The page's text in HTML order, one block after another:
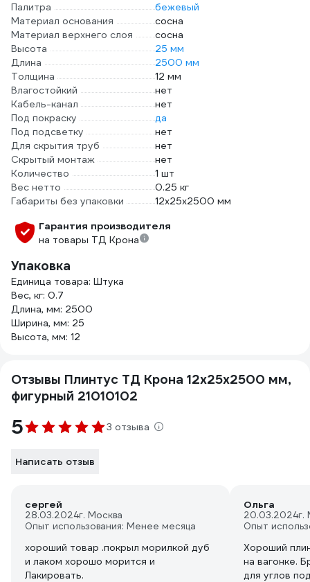
Палитра
бежевый
Материал основания
сосна
Материал верхнего слоя
сосна
Высота
25 мм
Длина
2500 мм
Толщина
12 мм
Влагостойкий
нет
Кабель-канал
нет
Под покраску
да
Под подсветку
нет
Для скрытия труб
нет
Скрытый монтаж
нет
Количество
1 шт
Вес нетто
0.25 кг
Габариты без упаковки
12х25х2500 мм
Гарантия производителя
на товары ТД Крона
Упаковка
Единица товара: Штука
Вес, кг: 0.7
Длина, мм: 2500
Ширина, мм: 25
Высота, мм: 12
Отзывы Плинтус ТД Крона 12x25х2500 мм,
фигурный 21010102
5 3 отзыва
Написать отзыв
сергей
28.03.2024г. Москва
Опыт использования: Менее месяца
хороший товар .покрыл морилкой дуб
и лаком хорошо морится и
Лакировать.
Ольга
20.03.2024г.
Опыт
Хороший
на вагонке.
для углов